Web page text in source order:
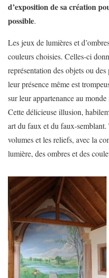
d’exposition de sa création
possible.
Les jeux de lumières et
couleurs choisies. Celles-ci
représentation des objets ou
leur présence même est
sur leur appartenance au monde
Cette délicieuse illusion,
art du faux et du faux-
volumes et les reliefs, avec la
lumière, des ombres et des